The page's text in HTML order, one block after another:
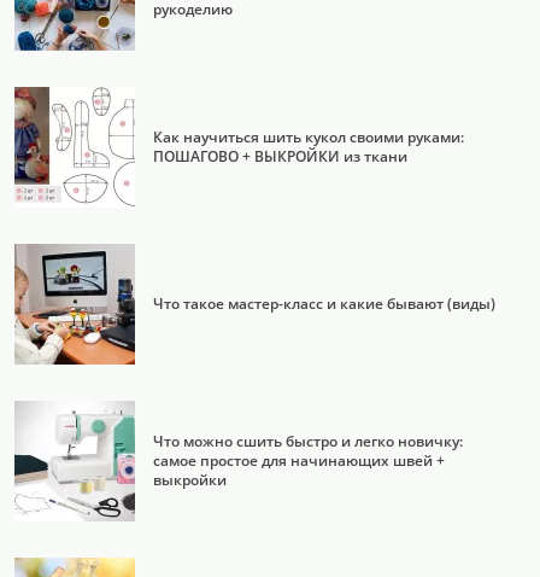
рукоделию
Как научиться шить кукол своими руками:
ПОШАГОВО + ВЫКРОЙКИ из ткани
Что такое мастер-класс и какие бывают (виды)
Что можно сшить быстро и легко новичку:
самое простое для начинающих швей +
выкройки